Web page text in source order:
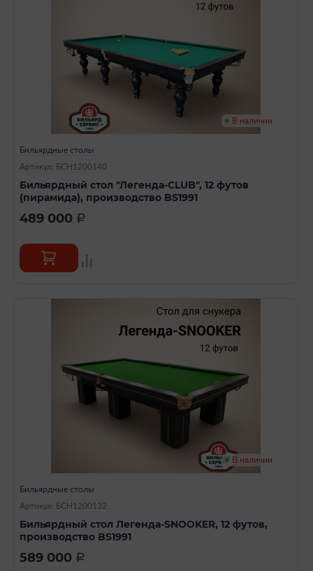
В наличии
Бильярдные столы
Артикул: БСН1200140
Бильярдный стол "Легенда-CLUB", 12 футов
(пирамида), производство BS1991
489 000 a
В наличии
Бильярдные столы
Артикул: БСН1200132
Бильярдный стол Легенда-SNOOKER, 12 футов,
производство BS1991
589 000 a